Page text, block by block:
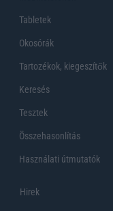
Tabletek
Okosórák
Tartozékok, kiegeszítők
Keresés
Tesztek
Összehasonlítás
Használati útmutatók
Hirek